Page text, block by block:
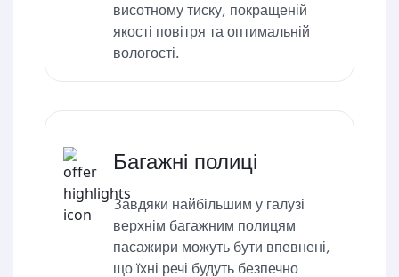
висотному тиску, покращеній
якості повітря та оптимальній
вологості.
Багажні полиці
Завдяки найбільшим у галузі
верхнім багажним полицям
пасажири можуть бути впевнені,
що їхні речі будуть безпечно